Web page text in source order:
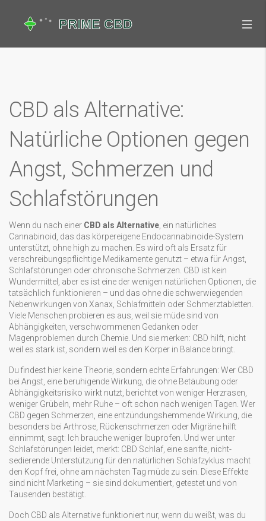
CBD als Alternative:
Natürliche Optionen gegen
Angst, Schmerzen und
Schlafstörungen
Wenn du nach einer CBD als Alternative ein natürliches
Cannabinoid, das das körpereigene Endocannabinoide-System
unterstützt, ohne high zu machen . Es wird oft als Ersatz für
verschreibungspflichtige Medikamente genutzt – etwa für Angst,
Schlafstörungen oder chronische Schmerzen. CBD ist kein
Wundermittel, aber es ist eine der wenigen natürlichen Optionen, die
tatsächlich funktionieren – und das ohne die schwerwiegenden
Nebenwirkungen von Xanax, Schlafmitteln oder Schmerztabletten.
Viele Menschen probieren es aus, weil sie müde sind von
Abhängigkeiten, verschwommenen Gedanken oder
Magenproblemen durch Chemie. Und sie merken: CBD hilft, nicht
weil es stark ist, sondern weil es den Körper in Balance bringt.
Du findest hier keine Theorie, sondern echte Erfahrungen: Wer CBD
bei Angst eine beruhigende Wirkung, die ohne Betäubung oder
Abhängigkeitsrisiko wirkt nutzt, berichtet von weniger Herzrasen,
weniger Grübeln, mehr Ruhe – oft schon nach wenigen Tagen. Wer
CBD gegen Schmerzen eine entzündungshemmende Wirkung, die
besonders bei Arthrose, Rückenschmerzen oder Migräne hilft
einnimmt, sagt: Ich brauche weniger Ibuprofen. Und wer unter
Schlafstörungen leidet, merkt: CBD Schlaf eine sanfte, nicht-
sedierende Unterstützung für den natürlichen Schlafzyklus macht
den Kopf frei, ohne am nächsten Tag müde zu sein. Diese Effekte
sind nicht Marketing – sie sind dokumentiert, getestet und von
Tausenden bestätigt.
Doch CBD als Alternative funktioniert nur, wenn du weißt, was du